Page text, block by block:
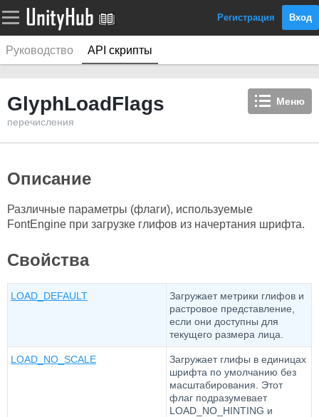
Регистрация Вход
Руководство API скрипты
Меню
GlyphLoadFlags
перечисления
Описание
Различные параметры (флаги), используемые
FontEngine при загрузке глифов из начертания шрифта.
Свойства
LOAD_DEFAULT
Загружает метрики глифов и
растровое представление,
если они доступны для
текущего размера лица.
LOAD_NO_SCALE
Загружает глифы в единицах
шрифта по умолчанию без
масштабирования. Этот
флаг подразумевает
LOAD_NO_HINTING и